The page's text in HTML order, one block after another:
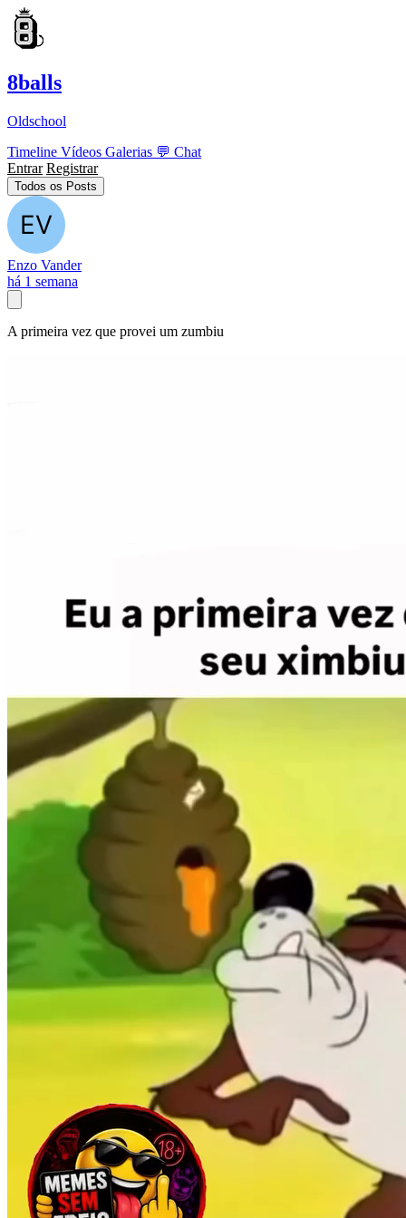
8balls
Oldschool
Timeline Vídeos Galerias 💬 Chat
Entrar Registrar
Todos os Posts
Enzo Vander
há 1 semana
A primeira vez que provei um zumbiu